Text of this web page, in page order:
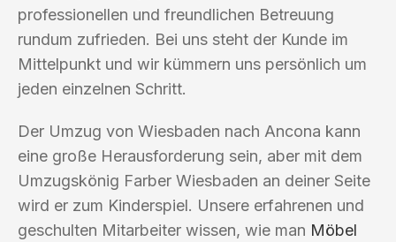
professionellen und freundlichen Betreuung
rundum zufrieden. Bei uns steht der Kunde im
Mittelpunkt und wir kümmern uns persönlich um
jeden einzelnen Schritt.
Der Umzug von Wiesbaden nach Ancona kann
eine große Herausforderung sein, aber mit dem
Umzugskönig Farber Wiesbaden an deiner Seite
wird er zum Kinderspiel. Unsere erfahrenen und
geschulten Mitarbeiter wissen, wie man Möbel